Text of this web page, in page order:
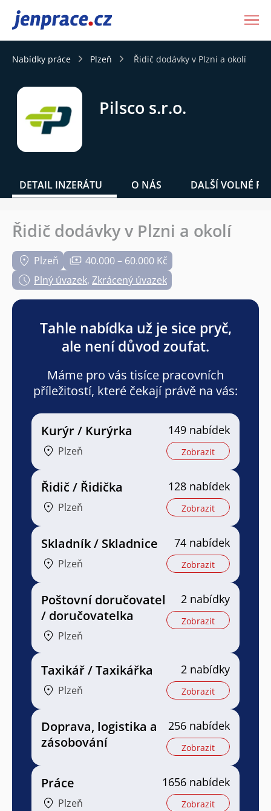
JenPráce.cz
Nabídky práce Plzeň Řidič dodávky v Plzni a okolí
Pilsco s.r.o.
DETAIL INZERÁTU O NÁS DALŠÍ VOLNÉ
Řidič dodávky v Plzni a okolí
Plzeň
40.000 – 60.000 Kč
Plný úvazek, Zkrácený úvazek
Tahle nabídka už je sice pryč,
ale není důvod zoufat.
Máme pro vás tisíce pracovních
příležitostí, které čekají právě na vás:
Kurýr / Kurýrka
Plzeň
149 nabídek
Zobrazit
Řidič / Řidička
Plzeň
128 nabídek
Zobrazit
Skladník / Skladnice
Plzeň
74 nabídek
Zobrazit
Poštovní doručovatel
/ doručovatelka
Plzeň
2 nabídky
Zobrazit
Taxikář / Taxikářka
Plzeň
2 nabídky
Zobrazit
Doprava, logistika a
zásobování
256 nabídek
Zobrazit
Práce
Plzeň
1656 nabídek
Zobrazit